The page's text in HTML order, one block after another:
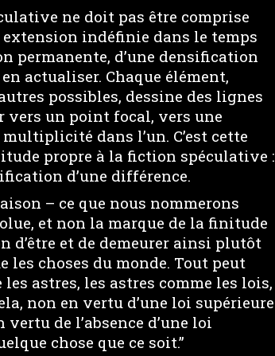
ne doit pas être comprise
indéfinie dans le temps
permanente, d’une densification
actualiser. Chaque élément,
possibles, dessine des lignes
un point focal, vers une
dans l’un. C’est cette
propre à la fiction spéculative :
d’une différence.
– ce que nous nommerons
et non la marque de la finitude
d’être et de demeurer ainsi plutôt
les choses du monde. Tout peut
astres, les astres comme les lois,
non en vertu d’une loi supérieure
de l’absence d’une loi
chose que ce soit.”